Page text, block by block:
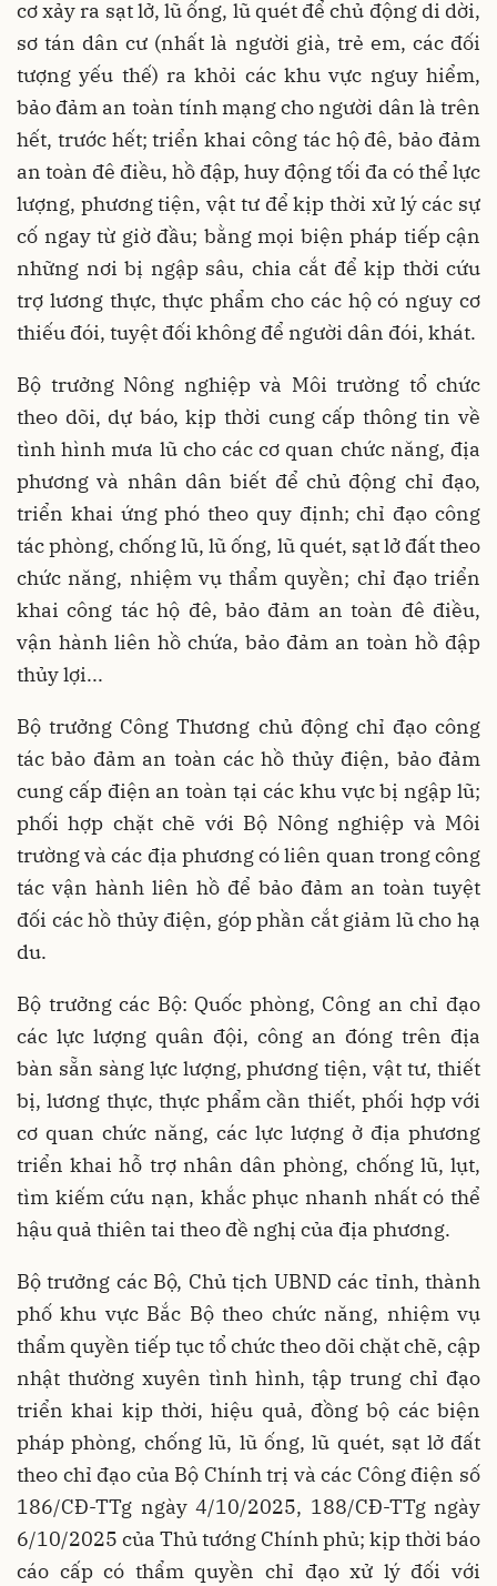
cơ xảy ra sạt lở, lũ ống, lũ quét để chủ động di dời,
sơ tán dân cư (nhất là người già, trẻ em, các đối
tượng yếu thế) ra khỏi các khu vực nguy hiểm,
bảo đảm an toàn tính mạng cho người dân là trên
hết, trước hết; triển khai công tác hộ đê, bảo đảm
an toàn đê điều, hồ đập, huy động tối đa có thể lực
lượng, phương tiện, vật tư để kịp thời xử lý các sự
cố ngay từ giờ đầu; bằng mọi biện pháp tiếp cận
những nơi bị ngập sâu, chia cắt để kịp thời cứu
trợ lương thực, thực phẩm cho các hộ có nguy cơ
thiếu đói, tuyệt đối không để người dân đói, khát.
Bộ trưởng Nông nghiệp và Môi trường tổ chức
theo dõi, dự báo, kịp thời cung cấp thông tin về
tình hình mưa lũ cho các cơ quan chức năng, địa
phương và nhân dân biết để chủ động chỉ đạo,
triển khai ứng phó theo quy định; chỉ đạo công
tác phòng, chống lũ, lũ ống, lũ quét, sạt lở đất theo
chức năng, nhiệm vụ thẩm quyền; chỉ đạo triển
khai công tác hộ đê, bảo đảm an toàn đê điều,
vận hành liên hồ chứa, bảo đảm an toàn hồ đập
thủy lợi...
Bộ trưởng Công Thương chủ động chỉ đạo công
tác bảo đảm an toàn các hồ thủy điện, bảo đảm
cung cấp điện an toàn tại các khu vực bị ngập lũ;
phối hợp chặt chẽ với Bộ Nông nghiệp và Môi
trường và các địa phương có liên quan trong công
tác vận hành liên hồ để bảo đảm an toàn tuyệt
đối các hồ thủy điện, góp phần cắt giảm lũ cho hạ
du.
Bộ trưởng các Bộ: Quốc phòng, Công an chỉ đạo
các lực lượng quân đội, công an đóng trên địa
bàn sẵn sàng lực lượng, phương tiện, vật tư, thiết
bị, lương thực, thực phẩm cần thiết, phối hợp với
cơ quan chức năng, các lực lượng ở địa phương
triển khai hỗ trợ nhân dân phòng, chống lũ, lụt,
tìm kiếm cứu nạn, khắc phục nhanh nhất có thể
hậu quả thiên tai theo đề nghị của địa phương.
Bộ trưởng các Bộ, Chủ tịch UBND các tỉnh, thành
phố khu vực Bắc Bộ theo chức năng, nhiệm vụ
thẩm quyền tiếp tục tổ chức theo dõi chặt chẽ, cập
nhật thường xuyên tình hình, tập trung chỉ đạo
triển khai kịp thời, hiệu quả, đồng bộ các biện
pháp phòng, chống lũ, lũ ống, lũ quét, sạt lở đất
theo chỉ đạo của Bộ Chính trị và các Công điện số
186/CĐ-TTg ngày 4/10/2025, 188/CĐ-TTg ngày
6/10/2025 của Thủ tướng Chính phủ; kịp thời báo
cáo cấp có thẩm quyền chỉ đạo xử lý đối với